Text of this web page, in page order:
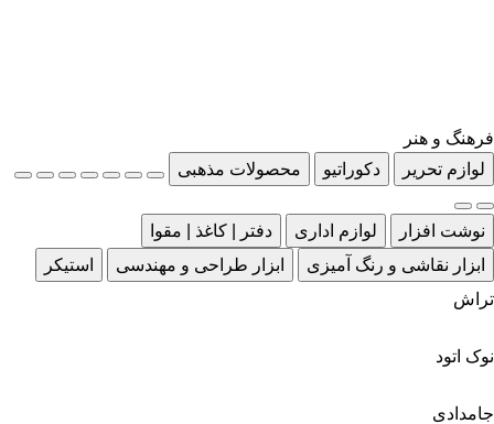
فرهنگ و هنر
لوازم تحریر
دکوراتیو محصولات مذهبی
نوشت افزار لوازم اداری
دفتر | کاغذ | مقوا
ابزار نقاشی و رنگ آمیزی
ابزار طراحی و مهندسی
استیکر
تراش
نوک اتود
جامدادی